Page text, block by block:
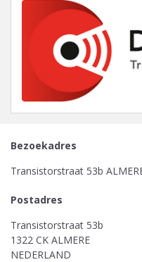
Bezoekadres
Transistorstraat 53b
Postadres
Transistorstraat 53b
1322 CK ALMERE
NEDERLAND